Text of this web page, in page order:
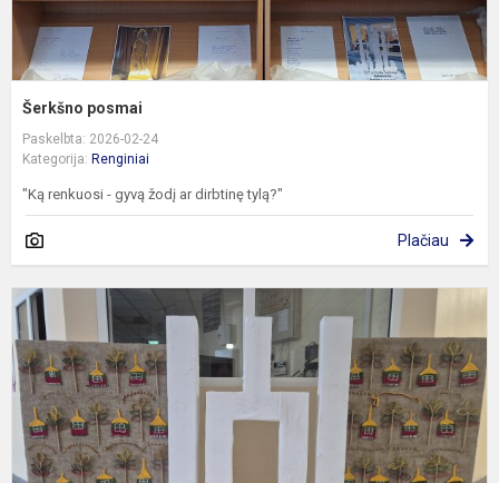
Šerkšno posmai
Paskelbta: 2026-02-24
Kategorija: Renginiai
"Ką renkuosi - gyvą žodį ar dirbtinę tylą?"
Plačiau